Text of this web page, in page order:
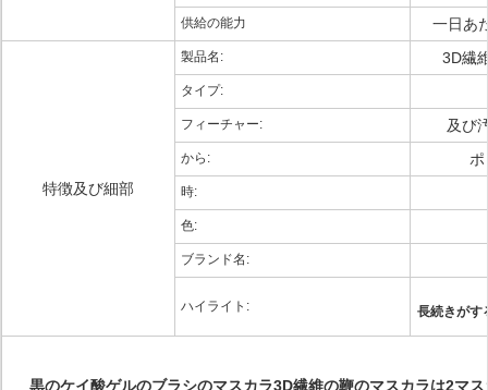
供給の能力 一日あ
特徴及び細部
製品名: 3D繊
タイプ:
フィーチャー: 及び
から:
時:
色:
ブランド名:
ハイライト: 長続きがす
黒のケイ酸ゲルのブラシのマスカラ3D繊維の鞭のマスカラは2マ